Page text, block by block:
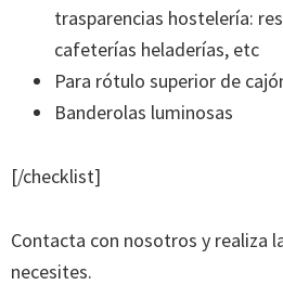
trasparencias hostelería:
cafeterías heladerías, etc
Para rótulo superior de
Banderolas luminosas
[/checklist]
Contacta con nosotros y realiza
necesites.